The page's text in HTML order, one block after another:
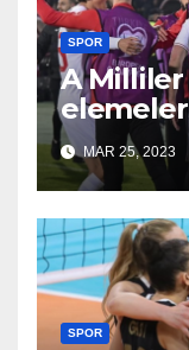
SPOR
A Milliler
başladı
MAR 25, 2023
SPOR